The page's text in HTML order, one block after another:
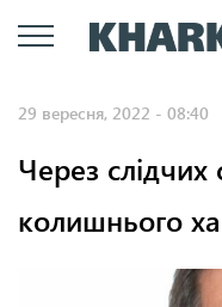
29 вересня, 2022 - 08:40
Через
колишнього